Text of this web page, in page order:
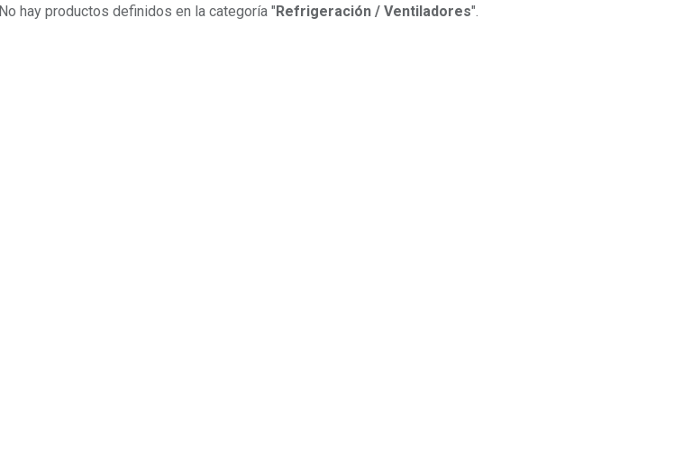
No hay productos definidos en la categoría " Refrigeración / Ventiladores".